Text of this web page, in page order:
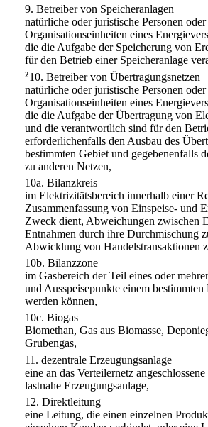
9. Betreiber von Speicheranlagen
natürliche oder juristische Personen
Organisationseinheiten eines
die die Aufgabe der Speicherung von
für den Betrieb einer Speicheranlage
210. Betreiber von Übertragungsnetzen
natürliche oder juristische Personen
Organisationseinheiten eines
die die Aufgabe der Übertragung von
und die verantwortlich sind für den
erforderlichenfalls den Ausbau des
bestimmten Gebiet und gegebenenfalls
zu anderen Netzen,
10a. Bilanzkreis
im Elektrizitätsbereich innerhalb einer
Zusammenfassung von Einspeise- und
Zweck dient, Abweichungen zwischen
Entnahmen durch ihre Durchmischung
Abwicklung von Handelstransaktionen
10b. Bilanzzone
im Gasbereich der Teil eines oder
und Ausspeisepunkte einem
werden können,
10c. Biogas
Biomethan, Gas aus Biomasse,
Grubengas,
11. dezentrale Erzeugungsanlage
eine an das Verteilernetz
lastnahe Erzeugungsanlage,
12. Direktleitung
eine Leitung, die einen einzelnen